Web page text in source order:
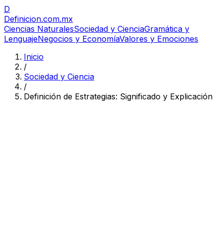
D
Definicion.com.mx
Ciencias NaturalesSociedad y CienciaGramática y
LenguajeNegocios y EconomíaValores y Emociones
Inicio
/
Sociedad y Ciencia
/
Definición de Estrategias: Significado y Explicación